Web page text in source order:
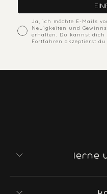
ACcepts marketing
Ja, ich möchte E-Mails
Neuigkeiten und
erhalten. Du kannst dich
Fortfahren akzeptierst
lerne